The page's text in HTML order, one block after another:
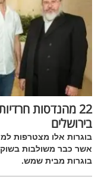
22 מהנדסות
בירושלים
בוגרות מבית שמש.